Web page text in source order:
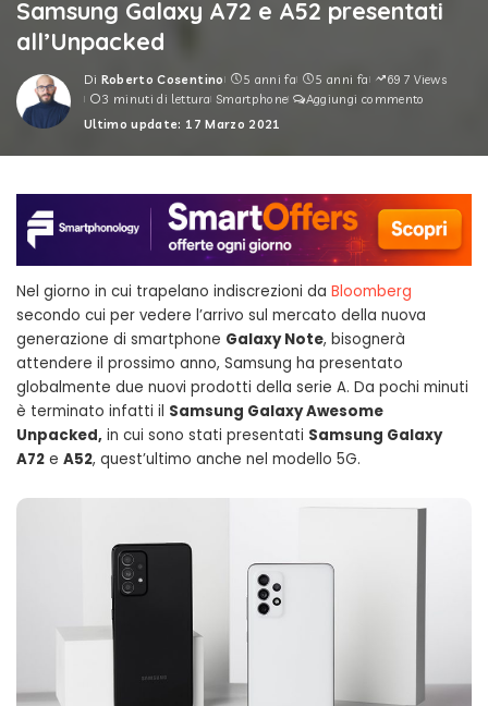
Samsung Galaxy A72 e A52 presentati
all’Unpacked
Posted
by
Di Roberto Cosentino 5 anni fa 5 anni fa
697 Views
3 minuti di lettura Smartphone
Aggiungi commento
Ultimo update: 17 Marzo 2021
Nel giorno in cui trapelano indiscrezioni da Bloomberg
secondo cui per vedere l’arrivo sul mercato della nuova
generazione di smartphone Galaxy Note, bisognerà
attendere il prossimo anno, Samsung ha presentato
globalmente due nuovi prodotti della serie A. Da pochi minuti
è terminato infatti il Samsung Galaxy Awesome
Unpacked, in cui sono stati presentati Samsung Galaxy
A72 e A52, quest’ultimo anche nel modello 5G.